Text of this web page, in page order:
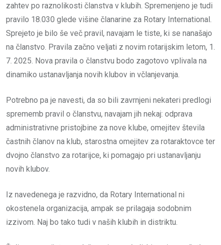
zahtev po raznolikosti članstva v klubih. Spremenjeno je tudi
pravilo 18.030 glede višine članarine za Rotary International.
Sprejeto je bilo še več pravil, navajam le tiste, ki se nanašajo
na članstvo. Pravila začno veljati z novim rotarijskim letom, 1.
7. 2025. Nova pravila o članstvu bodo zagotovo vplivala na
dinamiko ustanavljanja novih klubov in včlanjevanja.
Potrebno pa je navesti, da so bili zavrnjeni nekateri predlogi
sprememb pravil o članstvu, navajam jih nekaj: odprava
administrativne pristojbine za nove klube, omejitev števila
častnih članov na klub, starostna omejitev za rotaraktovce ter
dvojno članstvo za rotarijce, ki pomagajo pri ustanavljanju
novih klubov.
Iz navedenega je razvidno, da Rotary International ni
okostenela organizacija, ampak se prilagaja sodobnim
izzivom. Naj bo tako tudi v naših klubih in distriktu.